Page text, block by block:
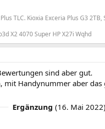
TLC. Kioxia Exceria Plus G3
X2 4070 Super HP X27i Wqhd
sind aber gut.
mit Handynummer aber
Ergänzung (16. Mai 2022)